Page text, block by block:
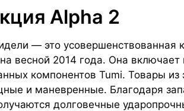
Alpha 2
— это усовершенствованная
весной 2014 года. Она
компонентов Tumi. Товары из
и маневренные. Благодаря
долговечные